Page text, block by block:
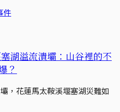
件
湖溢流潰壩：山谷裡的不
？
，花蓮馬太鞍溪堰塞湖災難如